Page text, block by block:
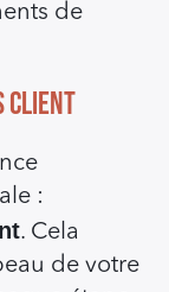
de
Client
:
. Cela
de votre